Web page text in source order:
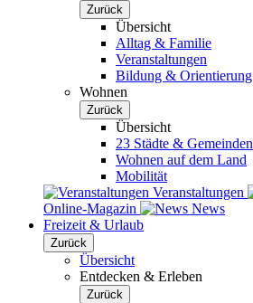
Zurück
Übersicht
Alltag & Familie
Veranstaltungen
Bildung & Orientierung
Wohnen
Zurück
Übersicht
23 Städte & Gemeinden
Wohnen auf dem Land
Mobilität
Veranstaltungen
Online-Magazin
News
Freizeit & Urlaub
Zurück
Übersicht
Entdecken & Erleben
Zurück